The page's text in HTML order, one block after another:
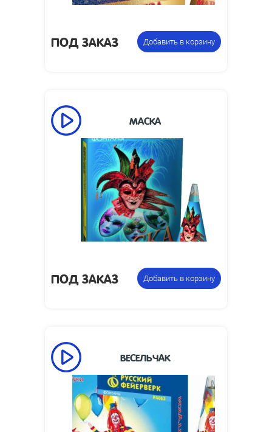
фасовку:
пиротехнический)
ПОД ЗАКАЗ Добавить в корзину
МАСКА
Время работы, сек:
40
Высота пламени, м:
2
Размеры упаковки,
103 x 50
Цена указана за
фасовку:
Упаковка из 6
фонтанов
ПОД ЗАКАЗ Добавить в корзину
ВЕСЕЛЬЧАК